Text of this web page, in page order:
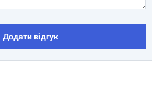
Додати відгук